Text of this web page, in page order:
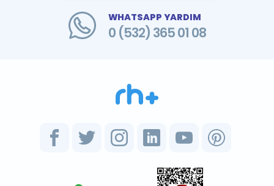
WHATSAPP YARDIM
0 (532) 365 01 08